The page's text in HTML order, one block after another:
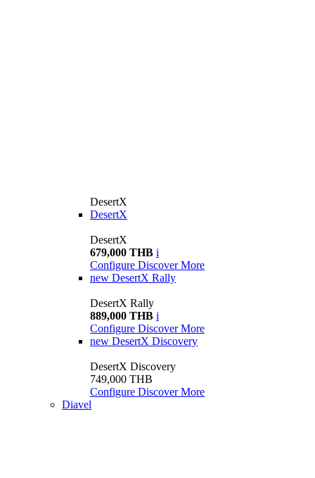
DesertX
DesertX
DesertX
679,000 THB i
Configure Discover More
new DesertX Rally
DesertX Rally
889,000 THB i
Configure Discover More
new DesertX Discovery
DesertX Discovery
749,000 THB
Configure Discover More
Diavel